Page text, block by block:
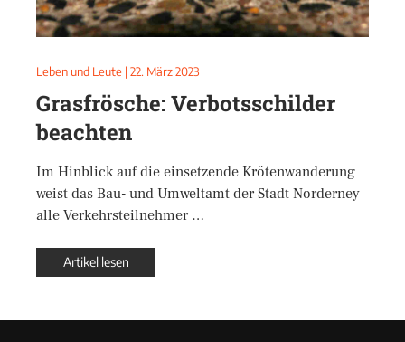
Leben und Leute | 22. März 2023
Grasfrösche: Verbotsschilder
beachten
Im Hinblick auf die einsetzende Krötenwanderung
weist das Bau- und Umweltamt der Stadt Norderney
alle Verkehrsteilnehmer …
Artikel lesen